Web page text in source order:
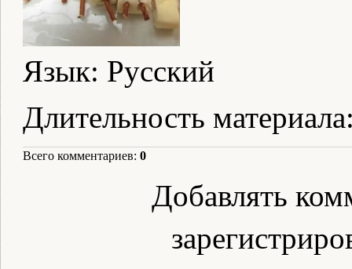
Язык: Русский
Длительность материала
Всего комментариев: 0
Добавлять